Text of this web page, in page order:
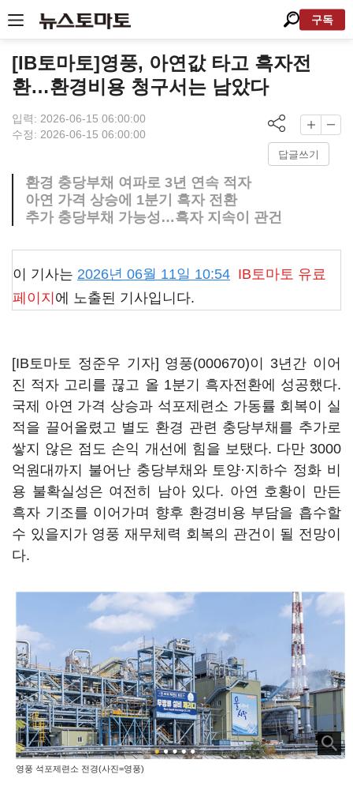
구독
[IB토마토]영풍, 아연값 타고 흑자전
환…환경비용 청구서는 남았다
입력: 2026-06-15 06:00:00
수정: 2026-06-15 06:00:00
답글쓰기
환경 충당부채 여파로 3년 연속 적자
아연 가격 상승에 1분기 흑자 전환
추가 충당부채 가능성…흑자 지속이 관건
이 기사는 2026년 06월 11일 10:54 IB토마토 유료
페이지 에 노출된 기사입니다.
[IB토마토 정준우 기자] 영풍(000670)이 3년간 이어
진 적자 고리를 끊고 올 1분기 흑자전환에 성공했다.
국제 아연 가격 상승과 석포제련소 가동률 회복이 실
적을 끌어올렸고 별도 환경 관련 충당부채를 추가로
쌓지 않은 점도 손익 개선에 힘을 보탰다. 다만 3000
억원대까지 불어난 충당부채와 토양·지하수 정화 비
용 불확실성은 여전히 남아 있다. 아연 호황이 만든
흑자 기조를 이어가며 향후 환경비용 부담을 흡수할
수 있을지가 영풍 재무체력 회복의 관건이 될 전망이
다.
영풍 석포제련소 전경(사진=영풍)